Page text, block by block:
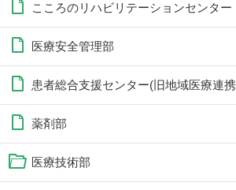
こころのリハビリテーションセンター
医療安全管理部
患者総合支援センター(旧地域医療連
薬剤部
医療技術部